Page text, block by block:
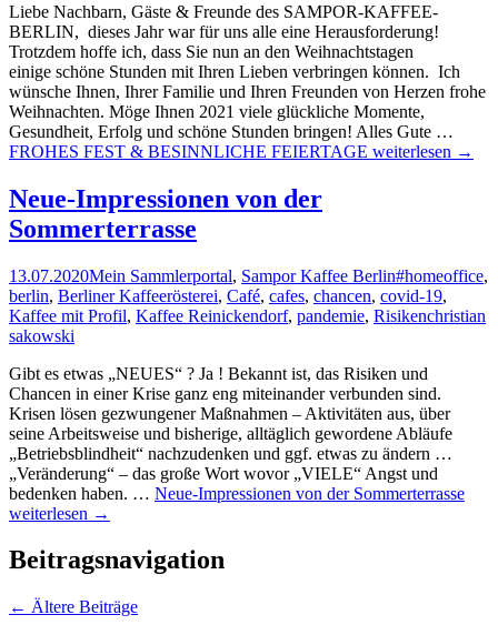
Liebe Nachbarn, Gäste & Freunde des SAMPOR-KAFFEE-
BERLIN, dieses Jahr war für uns alle eine Herausforderung!
Trotzdem hoffe ich, dass Sie nun an den Weihnachtstagen
einige schöne Stunden mit Ihren Lieben verbringen können. Ich
wünsche Ihnen, Ihrer Familie und Ihren Freunden von Herzen frohe
Weihnachten. Möge Ihnen 2021 viele glückliche Momente,
Gesundheit, Erfolg und schöne Stunden bringen! Alles Gute …
FROHES FEST & BESINNLICHE FEIERTAGE weiterlesen →
Neue-Impressionen von der
Sommerterrasse
13.07.2020Mein Sammlerportal, Sampor Kaffee Berlin#homeoffice,
berlin, Berliner Kaffeerösterei, Café, cafes, chancen, covid-19,
Kaffee mit Profil, Kaffee Reinickendorf, pandemie, Risikenchristian
sakowski
Gibt es etwas „NEUES“ ? Ja ! Bekannt ist, das Risiken und
Chancen in einer Krise ganz eng miteinander verbunden sind.
Krisen lösen gezwungener Maßnahmen – Aktivitäten aus, über
seine Arbeitsweise und bisherige, alltäglich gewordene Abläufe
„Betriebsblindheit“ nachzudenken und ggf. etwas zu ändern …
„Veränderung“ – das große Wort wovor „VIELE“ Angst und
bedenken haben. … Neue-Impressionen von der Sommerterrasse
weiterlesen →
Beitragsnavigation
← Ältere Beiträge